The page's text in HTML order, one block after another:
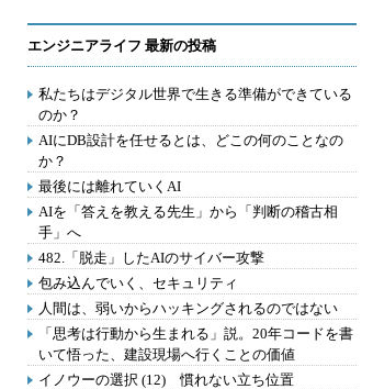
エンジニアライフ 最新の投稿
私たちはデジタル世界で生きる準備ができている
のか？
AIにDB設計を任せるとは、どこの何のことなの
か？
最後には離れていくAI
AIを「答えを教える先生」から「判断の稽古相
手」へ
482.「脱走」したAIのサイバー攻撃
包み込んでいく、セキュリティ
人間は、弱いからハッキングされるのではない
「思考は行動から生まれる」説。20年コードを書
いて悟った、建設現場へ行くことの価値
イノウーの選択 (12) 慣れない立ち位置